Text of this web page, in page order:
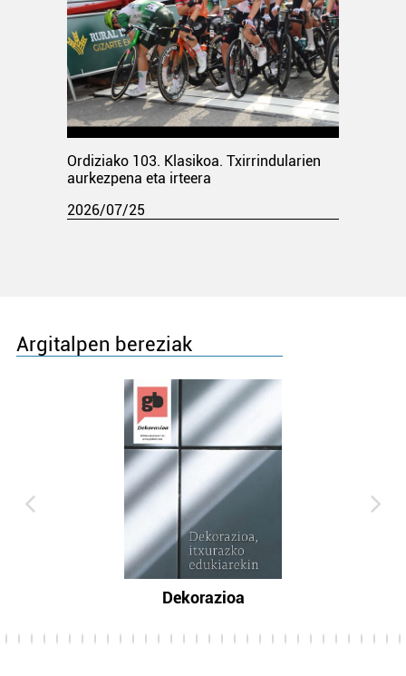
Ordiziako 103. Klasikoa. Txirrindularien
aurkezpena eta irteera
2026/07/25
Argitalpen bereziak
Dekorazioa